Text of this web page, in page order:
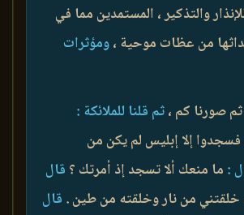
والتذكير ، المستمدين مما في
من عظات موحية ،ومؤثرات
صورنا كم ،ثم قلنا للملائكة :
فسجدوا إلا إبليس لم يكن من
: ما منعك ألا تسجد إذ أمرتك ؟ قال
خلقتني من نار وخلقته من طين . قال